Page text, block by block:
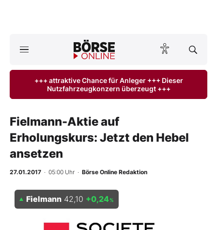
ktuelle Ausgabe BÖRSE ONLINE lesen
Finanz-Check
Experten
+++ attraktive Chance für Anleger +++ Dieser
Nutzfahrzeugkonzern überzeugt +++
Fielmann-Aktie auf
Erholungskurs: Jetzt den Hebel
ansetzen
27.01.2017 · 05:00 Uhr · Börse Online Redaktion
Fielmann 42,10 +0,24%